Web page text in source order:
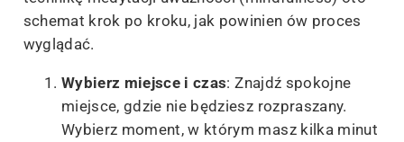
schemat krok po kroku, jak powinien ów proces
wyglądać.
Wybierz miejsce i czas: Znajdź spokojne
miejsce, gdzie nie będziesz rozpraszany.
Wybierz moment, w którym masz kilka minut